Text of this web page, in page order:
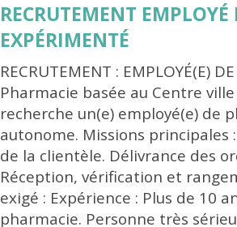
RECRUTEMENT
EXPÉRIMENTÉ
RECRUTEMENT : EMPLOYÉ(E)
Pharmacie basée au Centre ville
recherche un(e) employé(e) de
autonome. Missions principales
de la clientèle. Délivrance des
Réception, vérification et
exigé : Expérience : Plus de 10
pharmacie. Personne très